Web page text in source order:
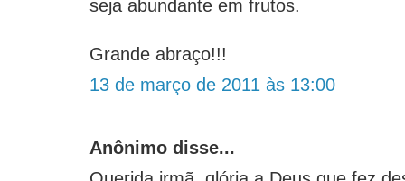
seja abundante em frutos.
Grande abraço!!!
13 de março de 2011 às 13:00
Anônimo disse...